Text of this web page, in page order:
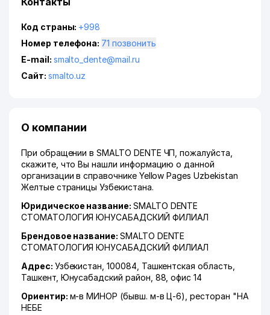
Код страны: +998
Номер телефона:
71 позвонить
E-mail: smalto_dente@mail.ru
Сайт: smalto.uz
О компании
При обращении в SMALTO DENTE ЧП, пожалуйста,
скажите, что Вы нашли информацию о данной
организации в справочнике Yellow Pages Uzbekistan
Желтые страницы Узбекистана.
Юридическое название: SMALTO DENTE
СТОМАТОЛОГИЯ ЮНУСАБАДСКИЙ ФИЛИАЛ
Брендовое название: SMALTO DENTE
СТОМАТОЛОГИЯ ЮНУСАБАДСКИЙ ФИЛИАЛ
Адрес: Узбекистан, 100084, Ташкентская область
Ташкент, Юнусабадский район , 88, офис 14
Ориентир: м-в МИНОР (бывш. м-в Ц-6), ресторан "НА
НЕБЕ